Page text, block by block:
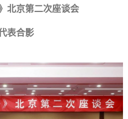
北京第二次座谈会
表合影